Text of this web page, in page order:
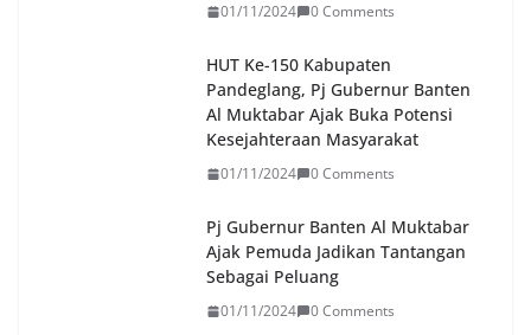
01/11/2024 0 Comments
HUT Ke-150 Kabupaten
Pandeglang, Pj Gubernur Banten
Al Muktabar Ajak Buka Potensi
Kesejahteraan Masyarakat
01/11/2024 0 Comments
Pj Gubernur Banten Al Muktabar
Ajak Pemuda Jadikan Tantangan
Sebagai Peluang
01/11/2024 0 Comments